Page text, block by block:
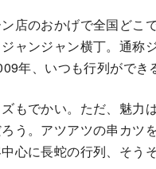
店のおかげで全国ど
ャンジャン横丁。通
年、いつも行列ができ
もでかい。ただ、魅力
う。アツアツの串カツ
心に長蛇の行列、そう